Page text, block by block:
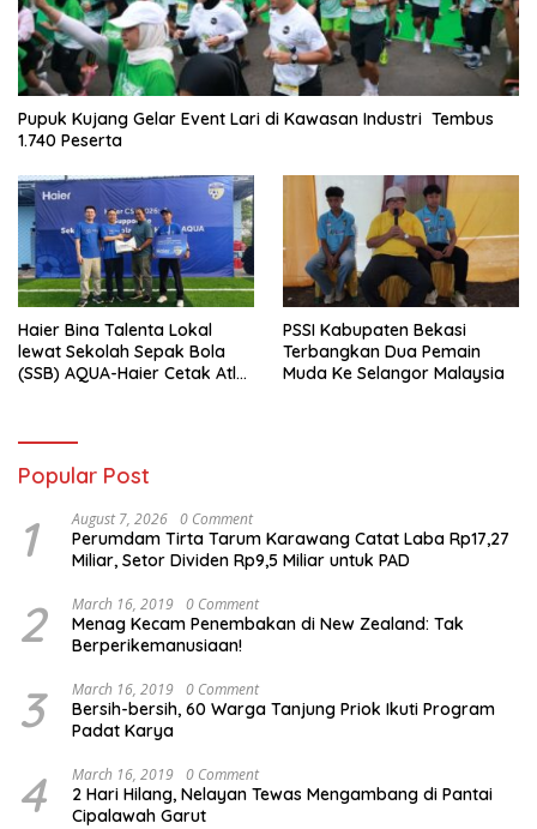
Pupuk Kujang Gelar Event Lari di Kawasan Industri Tembus
1.740 Peserta
Haier Bina Talenta Lokal
lewat Sekolah Sepak Bola
(SSB) AQUA-Haier Cetak Atlet
PSSI Kabupaten Bekasi
Terbangkan Dua Pemain
Muda Ke Selangor Malaysia
Popular Post
1 August 7, 2026 0 Comment
Perumdam Tirta Tarum Karawang Catat Laba Rp17,27
Miliar, Setor Dividen Rp9,5 Miliar untuk PAD
2 March 16, 2019 0 Comment
Menag Kecam Penembakan di New Zealand: Tak
Berperikemanusiaan!
3 March 16, 2019 0 Comment
Bersih-bersih, 60 Warga Tanjung Priok Ikuti Program
Padat Karya
4 March 16, 2019 0 Comment
2 Hari Hilang, Nelayan Tewas Mengambang di Pantai
Cipalawah Garut